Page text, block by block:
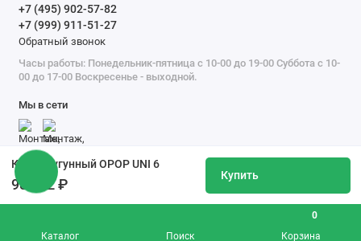
Каталог Поиск Корзина
0
Котел чугунный OPOP UNI 6
98 242 ₽
Купить
+7 (495) 902-57-82
+7 (999) 911-51-27
Обратный звонок
Часы работы: Понедельник-пятница с 10-00 до 19-00 Суббота с 10-
00 до 17-00 Воскресенье - выходной.
Мы в сети